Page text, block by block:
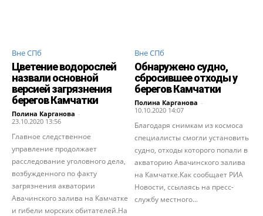
Вне СПб
Цветение водорослей
назвали основной
версией загрязнения
берегов Камчатки
Полина Карганова -
23.10.2020 13:56
Главное следственное
управление продолжает
расследование уголовного дела,
возбужденного по факту
загрязнения акватории
Авачинского залива на Камчатке
и гибели морских обитателей.На
Вне СПб
Обнаружено судно,
сбросившее отходы у
берегов Камчатки
Полина Карганова -
10.10.2020 14:07
Благодаря снимкам из космоса
специалисты смогли установить
судно, отходы которого попали в
акваторию Авачинского залива
на Камчатке.Как сообщает РИА
Новости, ссылаясь на пресс-
службу местного...